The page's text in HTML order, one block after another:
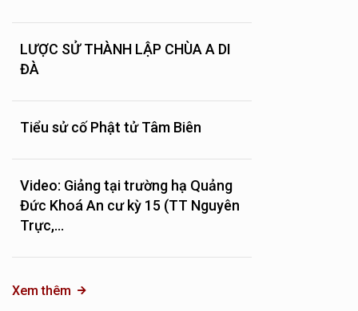
LƯỢC SỬ THÀNH LẬP CHÙA A DI
ĐÀ
Tiểu sử cố Phật tử Tâm Biên
Video: Giảng tại trường hạ Quảng
Đức Khoá An cư kỳ 15 (TT Nguyên
Trực,...
Xem thêm